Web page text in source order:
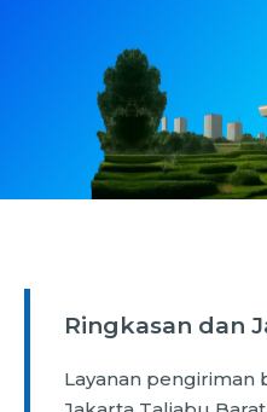
Ringkasan dan
Layanan pengiriman